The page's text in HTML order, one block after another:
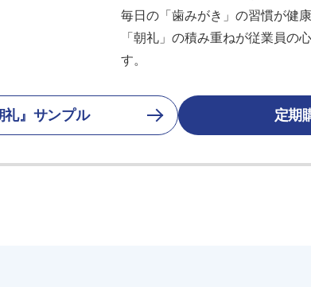
毎日の「歯みがき」の習慣が健
「朝礼」の積み重ねが従業員の
す。
礼』サンプル 定期